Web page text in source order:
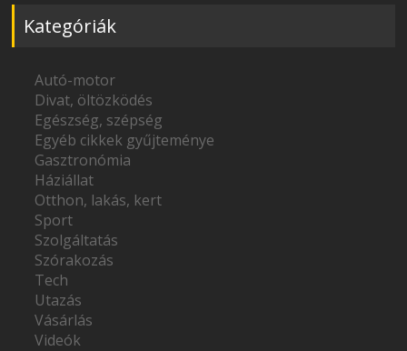
Kategóriák
Autó-motor
Divat, öltözködés
Egészség, szépség
Egyéb cikkek gyűjteménye
Gasztronómia
Háziállat
Otthon, lakás, kert
Sport
Szolgáltatás
Szórakozás
Tech
Utazás
Vásárlás
Videók